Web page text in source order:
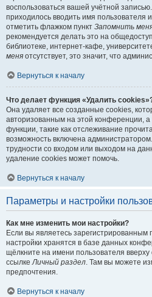
воспользоваться вашей учётной
приходилось вводить имя пользователя
отметить флажком пункт Запомнить
рекомендуется делать это на
библиотеке, интернет-кафе,
меня отсутствует, это значит, что
Вернуться к началу
Что делает функция «Удалить
Она удаляет все созданные cookies,
авторизованным на этой конференции,
функции, такие как отслеживание
возможность включена
трудности со входом или выходом на
удаление cookies может помочь.
Вернуться к началу
Параметры и настройки
Как мне изменить мои настройки?
Если вы являетесь зарегистрированным
настройки хранятся в базе данных
щёлкните на имени пользователя
ссылкеЛичный раздел. Там вы можете
предпочтения.
Вернуться к началу